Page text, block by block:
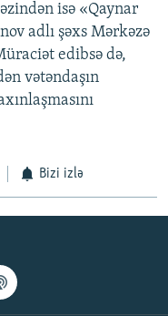
isə «Qaynar
adlı şəxs Mərkəzə
edibsə də,
vətəndaşın
Bizi izlə